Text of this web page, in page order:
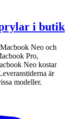
i butik
Neo och
Pro,
Neo kostar
är
modeller.